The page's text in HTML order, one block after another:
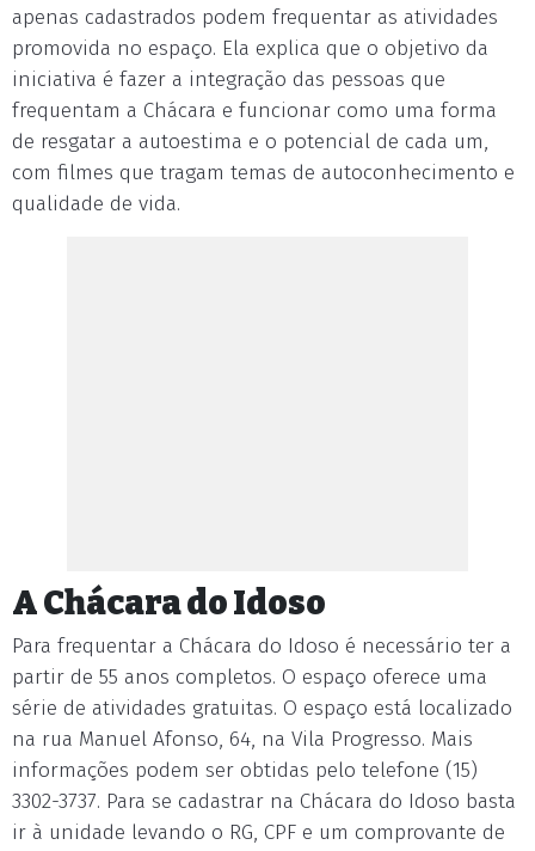
apenas cadastrados podem frequentar as atividades
promovida no espaço. Ela explica que o objetivo da
iniciativa é fazer a integração das pessoas que
frequentam a Chácara e funcionar como uma forma
de resgatar a autoestima e o potencial de cada um,
com filmes que tragam temas de autoconhecimento e
qualidade de vida.
A Chácara do Idoso
Para frequentar a Chácara do Idoso é necessário ter a
partir de 55 anos completos. O espaço oferece uma
série de atividades gratuitas. O espaço está localizado
na rua Manuel Afonso, 64, na Vila Progresso. Mais
informações podem ser obtidas pelo telefone (15)
3302-3737. Para se cadastrar na Chácara do Idoso basta
ir à unidade levando o RG, CPF e um comprovante de